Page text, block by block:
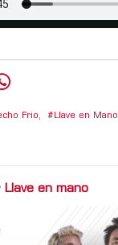
Frio, Llave en Mano
Llave en mano